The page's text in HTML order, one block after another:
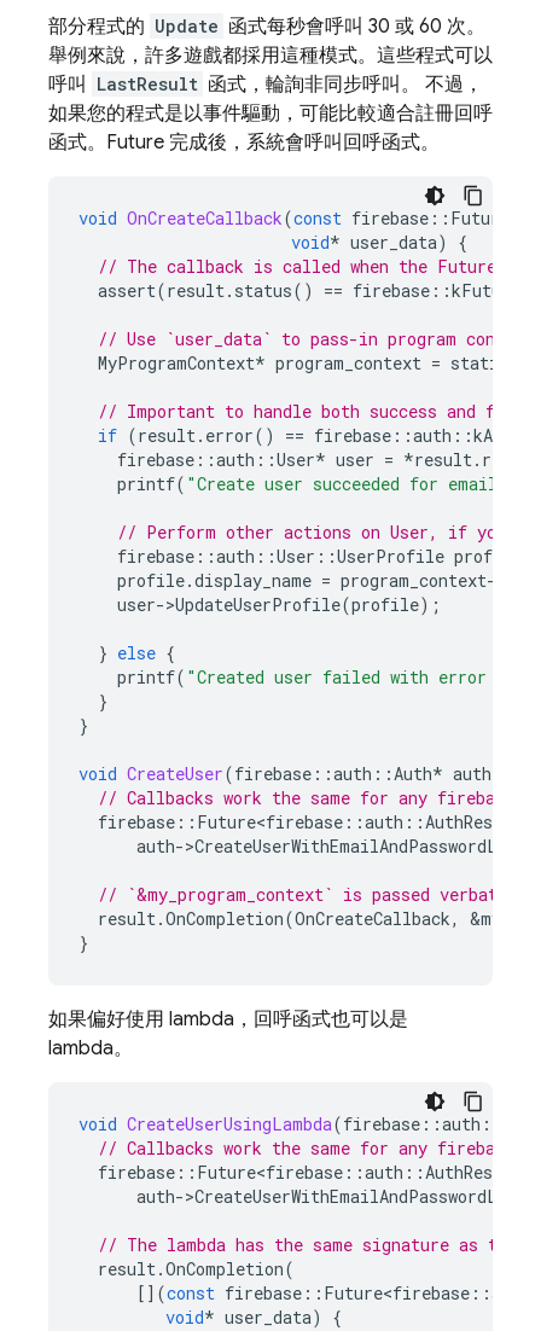
部分程式的 Update 函式每秒會呼叫 30 或 60 次。
舉例來說，許多遊戲都採用這種模式。這些程式可以
呼叫
LastResult 函式，輪詢非同步呼叫。 不過，
如果您的程式是以事件驅動，可能比較適合註冊回呼
函式。Future 完成後，系統會呼叫回呼函式。
void OnCreateCallback(const firebase ::
void* user_data)
{
// The callback is called when the Future
assert(result. status() == firebase ::
// Use `user_data` to pass-in program
MyProgramContext* program_context =
// Important to handle both success and
if (result. error() == firebase ::auth ::
firebase ::auth ::User* user = *result. result
printf( "Create user succeeded for email %s
// Perform other actions on User, if you
firebase ::auth ::User ::UserProfile profile
profile.display_name = program_context-
user->UpdateUserProfile(profile);
} else {
printf( "Created user failed with error '%s'
}
}
void CreateUser(firebase ::auth ::Auth* auth
// Callbacks work the same for any
firebase :: Future<firebase ::auth ::AuthResult
auth->
// `&my_program_context` is passed verbatim
result.OnCompletion(OnCreateCallback, &
}
如果偏好使用 lambda，回呼函式也可以是
lambda。
void CreateUserUsingLambda(firebase ::auth ::
// Callbacks work the same for any
firebase :: Future<firebase ::auth ::AuthResult
auth->
// The lambda has the same signature as the
result.OnCompletion(
[](const firebase :: Future<firebase ::auth
void* user_data)
{